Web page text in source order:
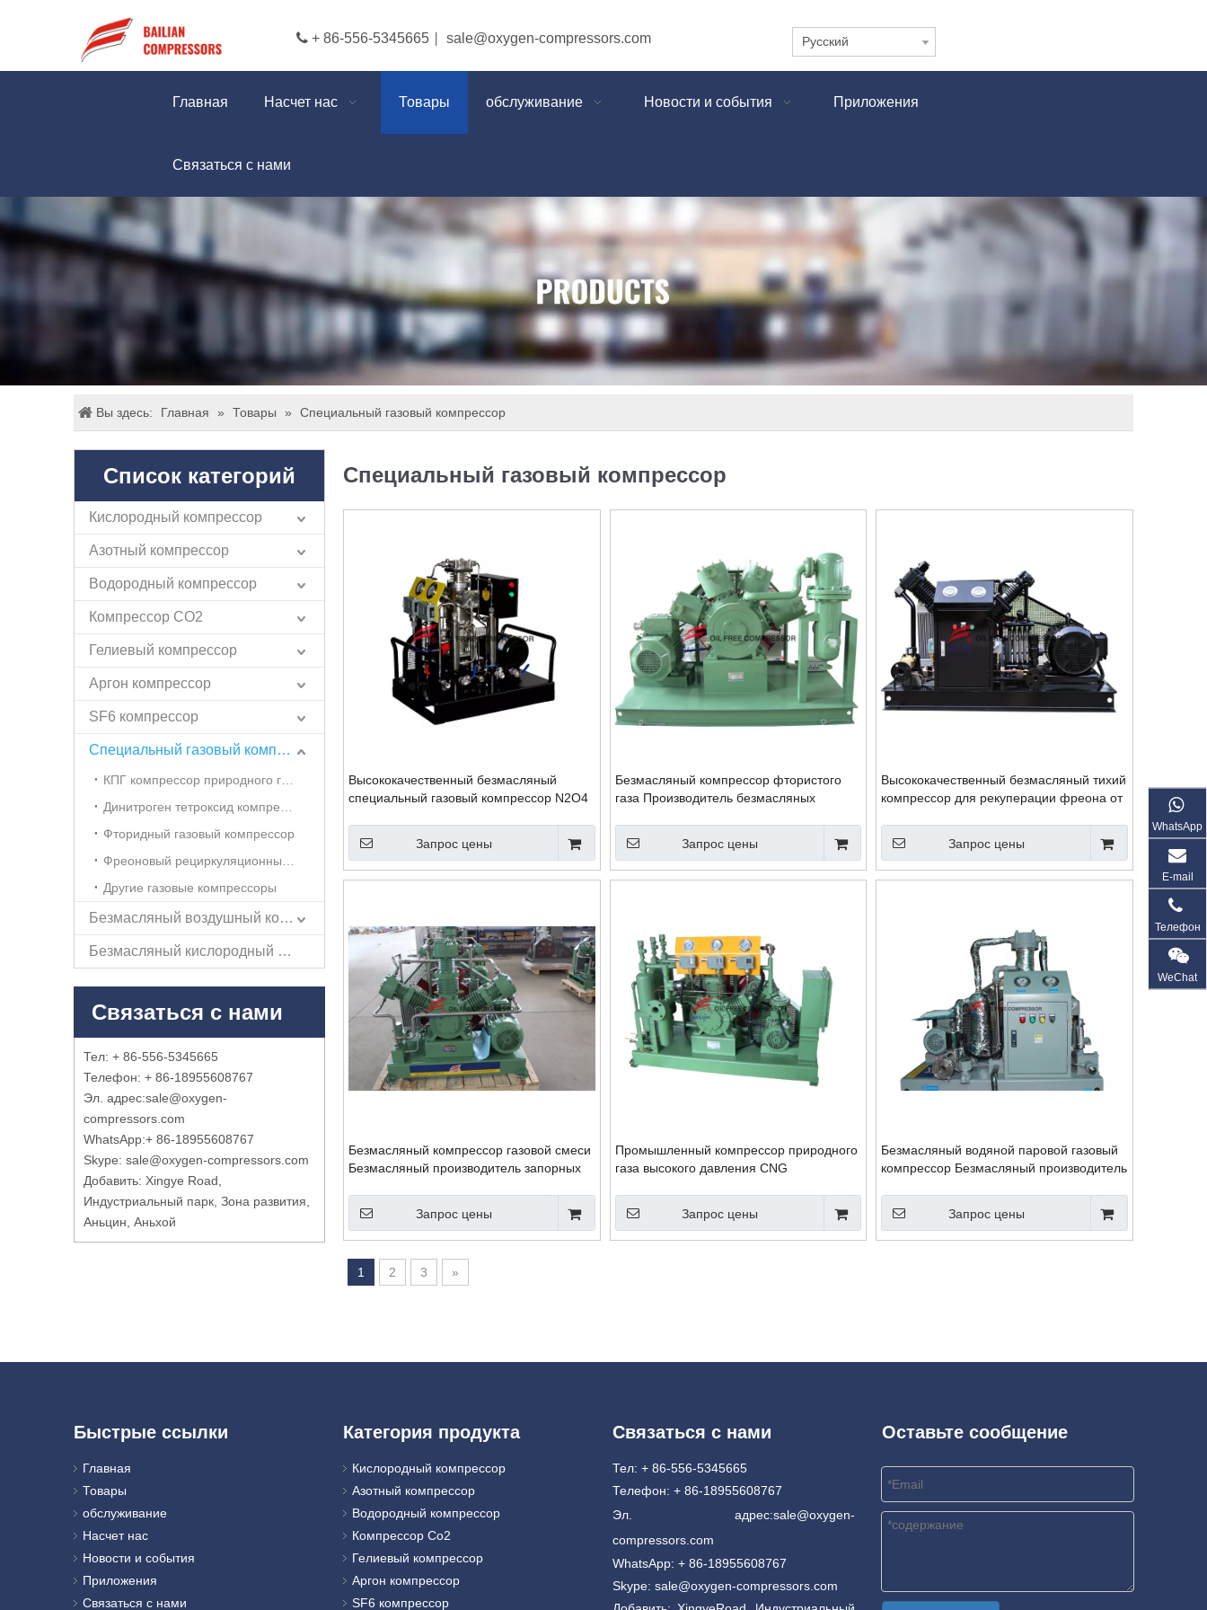
 + 86-556-5345665 sale@oxygen-compressors.com Pусский
Главная Насчет нас Товары обслуживание Новости и события Приложения
Связаться с нами
Вы здесь: Главная » Товары » Специальный газовый компрессор
Список категорий
Кислородный компрессор
Азотный компрессор
Водородный компрессор
Компрессор СО2
Гелиевый компрессор
Аргон компрессор
SF6 компрессор
Специальный газовый компрессор
Фторидный газовый компрессор
Другие газовые компрессоры
Безмасляный воздушный компрессор
Безмасляный кислородный компрессор
Связаться с нами
Тел: + 86-556-5345665
Телефон: + 86-18955608767
Эл. адрес:sale@oxygen-
compressors.com
WhatsApp:+ 86-18955608767
Skype: sale@oxygen-compressors.com
Добавить: Xingye Road,
Индустриальный парк, Зона развития,
Аньцин, Аньхой
Специальный газовый компрессор
Высококачественный безмасляный
специальный газовый компрессор N2O4
Запрос цены
Безмасляный компрессор фтористого
газа Производитель безмасляных
Запрос цены
Высококачественный безмасляный тихий
компрессор для рекуперации фреона от
Запрос цены
Безмасляный компрессор газовой смеси
Безмасляный производитель запорных
Запрос цены
Промышленный компрессор природного
газа высокого давления CNG
Запрос цены
Безмасляный водяной паровой газовый
компрессор Безмасляный производитель
Запрос цены
1 2 3 »
WhatsApp
E-mail
Телефон
WeChat
Быстрые ссылки
Главная
Товары
обслуживание
Насчет нас
Новости и события
Приложения
Связаться с нами
Категория продукта
Кислородный компрессор
Азотный компрессор
Водородный компрессор
Компрессор Co2
Гелиевый компрессор
Аргон компрессор
SF6 компрессор
Связаться с нами
Тел: + 86-556-5345665
Телефон: + 86-18955608767
Эл. адрес:sale@oxygen-
compressors.com
WhatsApp: + 86-18955608767
Skype: sale@oxygen-compressors.com
Оставьте сообщение